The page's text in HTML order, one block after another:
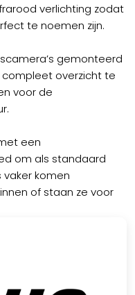
verlichting zodat
te noemen zijn.
gemonteerd
overzicht te
voor de
een
om als standaard
komen
of staan ze voor